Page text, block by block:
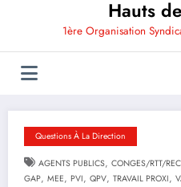
Hauts
1ère Organisation
Questions À La Direction
AGENTS PUBLICS, CONGES/RTT/
GAP, MEE, PVI, QPV, TRAVAIL PROXI,